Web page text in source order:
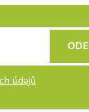
údajů